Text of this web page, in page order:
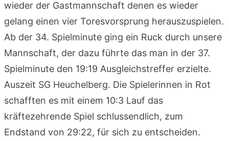
wieder der Gastmannschaft denen es wieder
gelang einen vier Toresvorsprung herauszuspielen.
Ab der 34. Spielminute ging ein Ruck durch unsere
Mannschaft, der dazu führte das man in der 37.
Spielminute den 19:19 Ausgleichstreffer erzielte.
Auszeit SG Heuchelberg. Die Spielerinnen in Rot
schafften es mit einem 10:3 Lauf das
kräftezehrende Spiel schlussendlich, zum
Endstand von 29:22, für sich zu entscheiden.